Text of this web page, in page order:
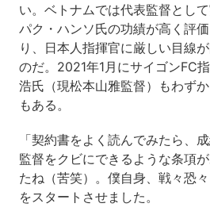
い。ベトナムでは代表監督とし
パク・ハンソ氏の功績が高く評
り、日本人指揮官に厳しい目線
のだ。2021年1月にサイゴンFC
浩氏（現松本山雅監督）もわず
もある。
「契約書をよく読んでみたら、
監督をクビにできるような条項
たね（苦笑）。僕自身、戦々恐
をスタートさせました。